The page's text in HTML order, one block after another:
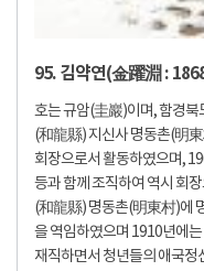
95. 김약연(金躍淵 :
호는 규암(圭巖)이며, 함경북
(和龍縣) 지신사 명동촌(明
회장으로서 활동하였으며,
등과 함께 조직하여 역시 회
(和龍縣) 명동촌(明東村)에
을 역임하였으며 1910년에
재직하면서 청년들의 애국